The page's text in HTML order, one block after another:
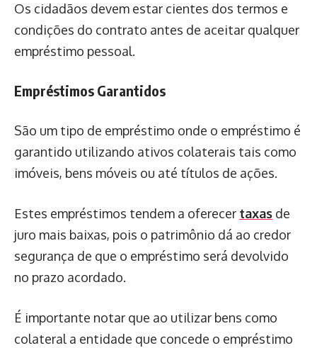
Os cidadãos devem estar cientes dos termos e
condições do contrato antes de aceitar qualquer
empréstimo pessoal.
Empréstimos Garantidos
São um tipo de empréstimo onde o empréstimo é
garantido utilizando ativos colaterais tais como
imóveis, bens móveis ou até títulos de ações.
Estes empréstimos tendem a oferecer taxas de
juro mais baixas, pois o patrimônio dá ao credor
segurança de que o empréstimo será devolvido
no prazo acordado.
É importante notar que ao utilizar bens como
colateral a entidade que concede o empréstimo